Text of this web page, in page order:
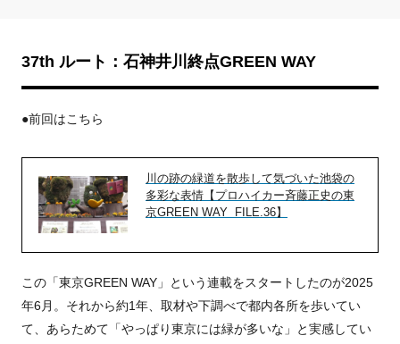
37th ルート：石神井川終点GREEN WAY
●前回はこちら
川の跡の緑道を散歩して気づいた池袋の
多彩な表情【プロハイカー斉藤正史の東
京GREEN WAY FILE.36】
この「東京GREEN WAY」という連載をスタートしたのが2025
年6月。それから約1年、取材や下調べで都内各所を歩いてい
て、あらためて「やっぱり東京には緑が多いな」と実感してい